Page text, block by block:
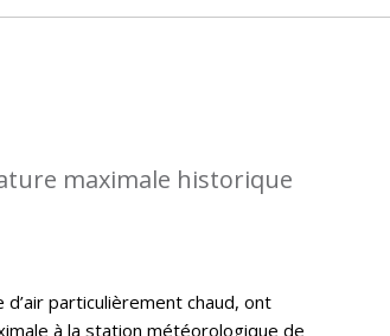
maximale historique
particulièrement chaud, ont
à la station météorologique de